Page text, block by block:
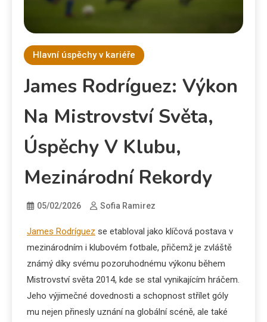
Hlavní úspěchy v kariéře
James Rodríguez: Výkon
Na Mistrovství Světa,
Úspěchy V Klubu,
Mezinárodní Rekordy
05/02/2026 Sofia Ramirez
James Rodríguez se etabloval jako klíčová postava v
mezinárodním i klubovém fotbale, přičemž je zvláště
známý díky svému pozoruhodnému výkonu během
Mistrovství světa 2014, kde se stal vynikajícím hráčem.
Jeho výjimečné dovednosti a schopnost střílet góly
mu nejen přinesly uznání na globální scéně, ale také